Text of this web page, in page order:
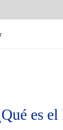
es